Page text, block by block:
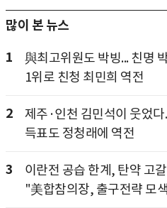
많이 본 뉴스
1
與최고위원도 박빙... 친명
1위로 친청 최민희 역전
2
제주·인천 김민석이 웃었다
득표도 정청래에 역전
3
이란전 공습 한계, 탄약 고
"美합참의장, 출구전략 모